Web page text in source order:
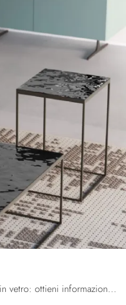
Complementi moderni e tavolini in vetro: ottieni informazioni sul modello Ginestra di Orme e potrai valorizzare i tuoi locali.